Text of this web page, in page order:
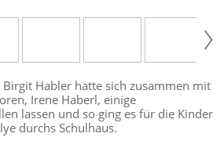
Habler hatte sich zusammen mit
Irene Haberl, einige
lassen und so ging es für die Kinder
durchs Schulhaus.